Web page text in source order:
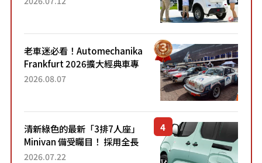
老車迷必看！Automechanika
Frankfurt 2026擴大經典車專
區 1954年珍稀古董車現場修復
2026.08.07
清新綠色的最新「3排7人座」
Minivan 備受矚目！ 採用全長
4.7公尺剛剛好的車身尺寸與
2026.07.22